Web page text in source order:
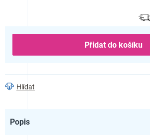
Přidat do košíku
Hlídat
Popis